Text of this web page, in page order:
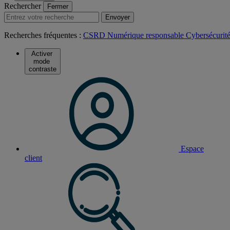
Rechercher
Fermer
Envoyer
Recherches fréquentes : CSRD Numérique responsable Cybersécurité
Activer
mode
contraste
Espace
client